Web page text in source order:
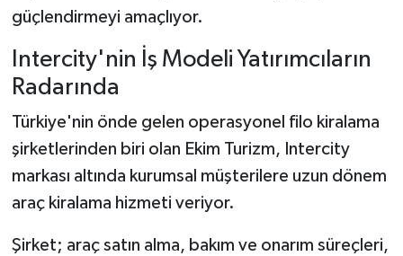
güçlendirmeyi amaçlıyor.
Intercity'nin İş Modeli Yatırımcıların
Radarında
Türkiye'nin önde gelen operasyonel filo kiralama
şirketlerinden biri olan Ekim Turizm, Intercity
markası altında kurumsal müşterilere uzun dönem
araç kiralama hizmeti veriyor.
Şirket; araç satın alma, bakım ve onarım süreçleri,